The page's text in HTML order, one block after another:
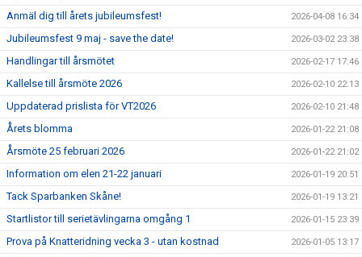
Anmäl dig till årets jubileumsfest! 2026-04-08 16:34
Jubileumsfest 9 maj - save the date! 2026-03-02 23:38
Handlingar till årsmötet 2026-02-17 17:46
Kallelse till årsmöte 2026 2026-02-10 22:13
Uppdaterad prislista för VT2026 2026-02-10 21:48
Årets blomma 2026-01-22 21:08
Årsmöte 25 februari 2026 2026-01-22 21:02
Information om elen 21-22 januari 2026-01-19 20:51
Tack Sparbanken Skåne! 2026-01-19 13:21
Startlistor till serietävlingarna omgång 1 2026-01-15 23:39
Prova på Knatteridning vecka 3 - utan kostnad 2026-01-05 13:17